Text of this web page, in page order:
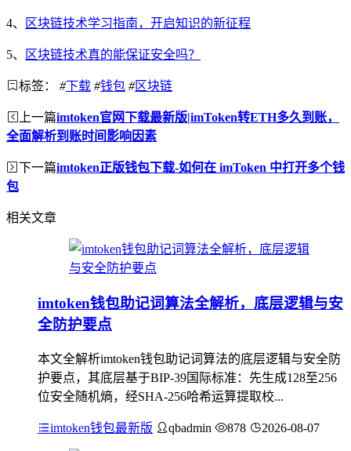
4、 区块链技术学习指南，开启知识的新征程
5、 区块链技术真的能保证安全吗？
标签： #下载 #钱包 #区块链
上一篇imtoken官网下载最新版|imToken转ETH多久到账，
全面解析到账时间影响因素
下一篇imtoken正版钱包下载-如何在 imToken 中打开多个钱
包
相关文章
imtoken钱包助记词算法全解析，底层逻辑与安
全防护要点
本文全解析imtoken钱包助记词算法的底层逻辑与安全防
护要点，其底层基于BIP-39国际标准：先生成128至256
位安全随机熵，经SHA-256哈希运算提取校...
imtoken钱包最新版 qbadmin 878 2026-08-07